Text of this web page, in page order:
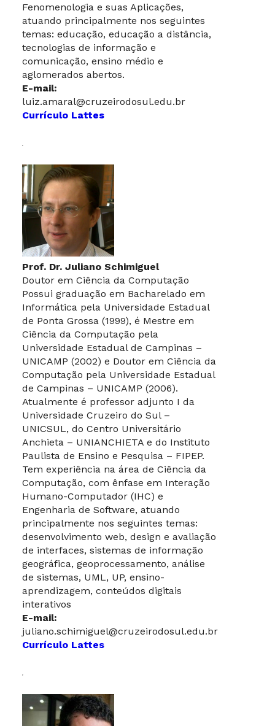
Fenomenologia e suas Aplicações,
atuando principalmente nos seguintes
temas: educação, educação a distância,
tecnologias de informação e
comunicação, ensino médio e
aglomerados abertos.
E-mail:
luiz.amaral@cruzeirodosul.edu.br
Currículo Lattes
Prof. Dr. Juliano Schimiguel
Doutor em Ciência da Computação
Possui graduação em Bacharelado em
Informática pela Universidade Estadual
de Ponta Grossa (1999), é Mestre em
Ciência da Computação pela
Universidade Estadual de Campinas –
UNICAMP (2002) e Doutor em Ciência da
Computação pela Universidade Estadual
de Campinas – UNICAMP (2006).
Atualmente é professor adjunto I da
Universidade Cruzeiro do Sul –
UNICSUL, do Centro Universitário
Anchieta – UNIANCHIETA e do Instituto
Paulista de Ensino e Pesquisa – FIPEP.
Tem experiência na área de Ciência da
Computação, com ênfase em Interação
Humano-Computador (IHC) e
Engenharia de Software, atuando
principalmente nos seguintes temas:
desenvolvimento web, design e avaliação
de interfaces, sistemas de informação
geográfica, geoprocessamento, análise
de sistemas, UML, UP, ensino-
aprendizagem, conteúdos digitais
interativos
E-mail:
juliano.schimiguel@cruzeirodosul.edu.br
Currículo Lattes